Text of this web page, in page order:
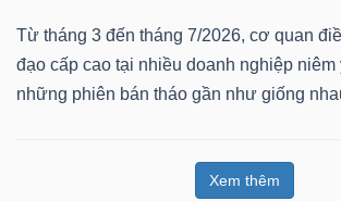
Từ tháng 3 đến tháng 7/2026, cơ quan
đạo cấp cao tại nhiều doanh nghiệp
những phiên bán tháo gần như giống
Xem thêm